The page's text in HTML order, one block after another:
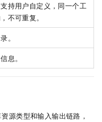
持用户自定义，同一个工
不可重复。
。
息。
源类型和输入输出链路，